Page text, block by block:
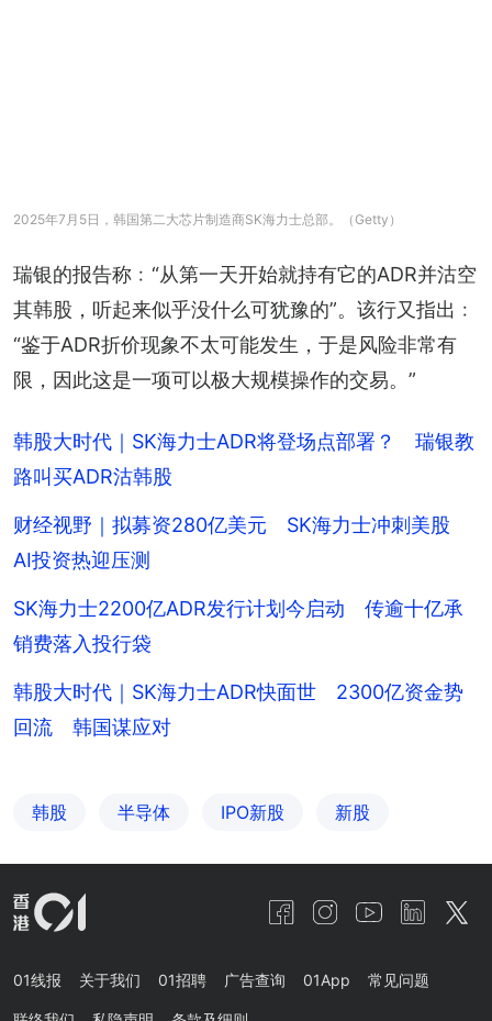
2025年7月5日，韩国第二大芯片制造商SK海力士总部。（Getty）
瑞银的报告称﹕“从第一天开始就持有它的ADR并沽空
其韩股，听起来似乎没什么可犹豫的”。该行又指出﹕
“鉴于ADR折价现象不太可能发生，于是风险非常有
限，因此这是一项可以极大规模操作的交易。”
韩股大时代｜SK海力士ADR将登场点部署？ 瑞银教
路叫买ADR沽韩股
财经视野｜拟募资280亿美元 SK海力士冲刺美股
AI投资热迎压测
SK海力士2200亿ADR发行计划今启动 传逾十亿承
销费落入投行袋
韩股大时代｜SK海力士ADR快面世 2300亿资金势
回流 韩国谋应对
韩股 半导体 IPO新股 新股
01线报 关于我们 01招聘 广告查询 01App 常见问题